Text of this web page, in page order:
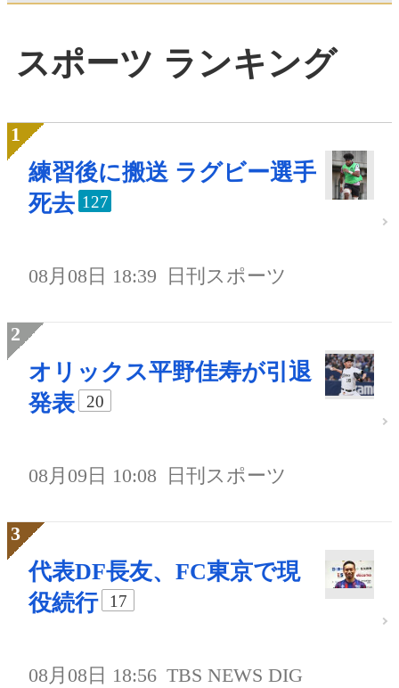
スポーツ ランキング
練習後に搬送 ラグビー選手
死去 127
08月08日 18:39 日刊スポーツ
オリックス平野佳寿が引退
発表
20
08月09日 10:08 日刊スポーツ
代表DF長友、FC東京で現
役続行
17
08月08日 18:56 TBS NEWS DIG